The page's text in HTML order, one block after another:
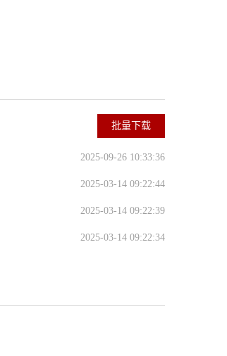
批量下载
2025-09-26 10:33:36
2025-03-14 09:22:44
2025-03-14 09:22:39
2025-03-14 09:22:34